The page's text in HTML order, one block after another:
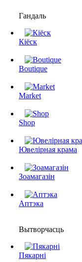
Гандаль
Кіёск
Boutique
Market
Shop
Ювелірная крама
Зоамагазін
Аптэка
Вытворчасць
Пякарні